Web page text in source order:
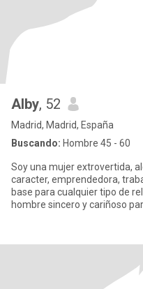
Alby, 52
Madrid, Madrid, España
Buscando: Hombre 45 - 60
Soy una mujer extrovertida,
caracter, emprendedora,
base para cualquier tipo de
hombre sincero y cariñoso